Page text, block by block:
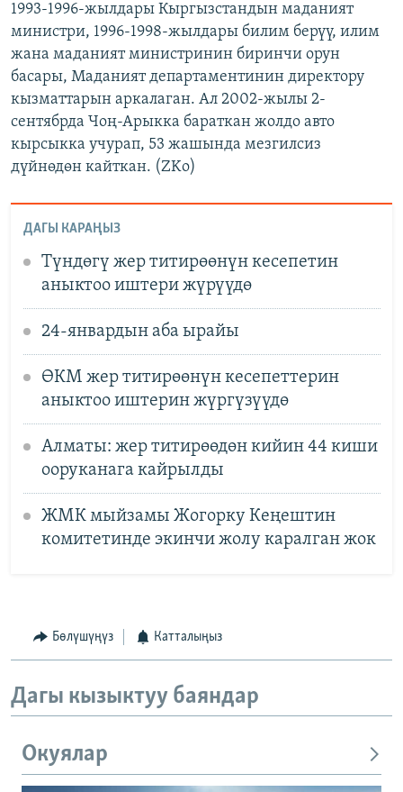
1993-1996-жылдары Кыргызстандын маданият
министри, 1996-1998-жылдары билим берүү, илим
жана маданият министринин биринчи орун
басары, Маданият департаментинин директору
кызматтарын аркалаган. Ал 2002-жылы 2-
сентябрда Чоң-Арыкка бараткан жолдо авто
кырсыкка учурап, 53 жашында мезгилсиз
дүйнөдөн кайткан. (ZKo)
ДАГЫ КАРАҢЫЗ
Түндөгү жер титирөөнүн кесепетин
аныктоо иштери жүрүүдө
24-январдын аба ырайы
ӨКМ жер титирөөнүн кесепеттерин
аныктоо иштерин жүргүзүүдө
Алматы: жер титирөөдөн кийин 44 киши
ооруканага кайрылды
ЖМК мыйзамы Жогорку Кеңештин
комитетинде экинчи жолу каралган жок
Бөлүшүңүз Катталыңыз
Дагы кызыктуу баяндар
Окуялар